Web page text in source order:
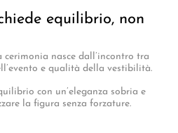
equilibrio, non
cerimonia nasce dall’incontro tra
e qualità della vestibilità.
con un’eleganza sobria e
la figura senza forzature.